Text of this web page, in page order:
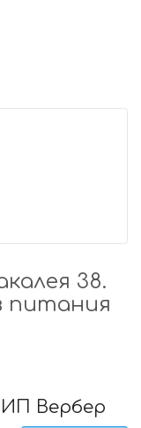
38.
питания
ИП Вербер